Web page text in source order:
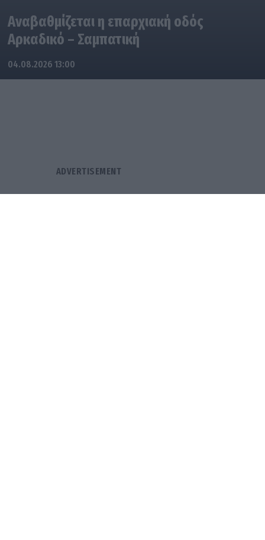
Αναβαθμίζεται η επαρχιακή οδός
Αρκαδικό – Σαμπατική
04.08.2026 13:00